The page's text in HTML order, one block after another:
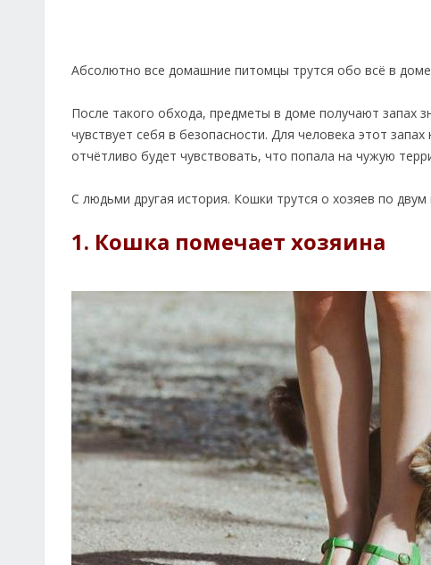
Абсолютно все домашние питомцы трутся обо всё в
После такого обхода, предметы в доме получают запах
чувствует себя в безопасности. Для человека этот
отчётливо будет чувствовать, что попала на чужую
С людьми другая история. Кошки трутся о хозяев по двум
1. Кошка помечает хозяина